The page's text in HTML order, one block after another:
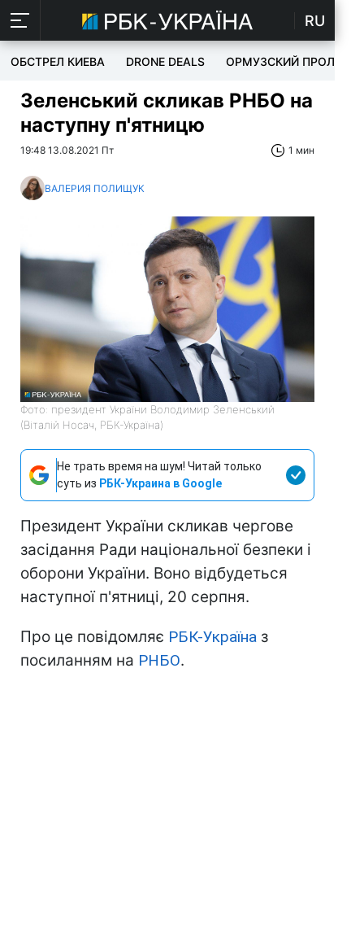
RU
ОБСТРЕЛ КИЕВА DRONE DEALS ОРМУЗСКИЙ ПРОЛИВ
Зеленський скликав РНБО на
наступну п'ятницю
19:48 13.08.2021 Пт 1 мин
ВАЛЕРИЯ ПОЛИЩУК
Фото: президент України Володимир Зеленський
(Віталій Носач, РБК-Україна)
Не трать время на шум! Читай только
суть из РБК-Украина в Google
Президент України скликав чергове
засідання Ради національної безпеки і
оборони України. Воно відбудеться
наступної п'ятниці, 20 серпня.
Про це повідомляє РБК-Україна з
посиланням на РНБО.